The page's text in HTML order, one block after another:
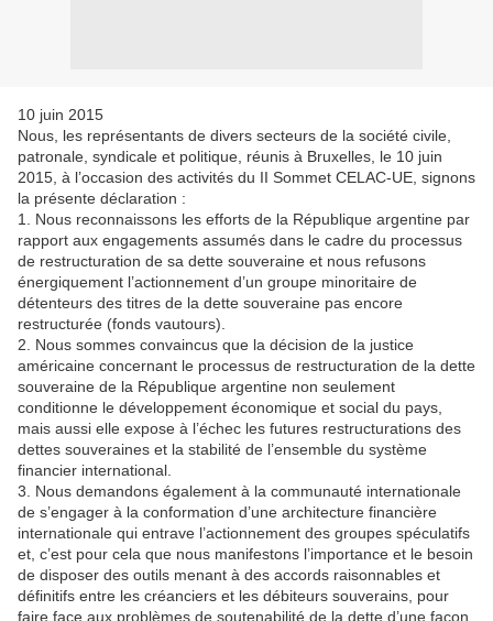
10 juin 2015
Nous, les représentants de divers secteurs de la société civile,
patronale, syndicale et politique, réunis à Bruxelles, le 10 juin
2015, à l’occasion des activités du II Sommet CELAC-UE, signons
la présente déclaration :
1. Nous reconnaissons les efforts de la République argentine par
rapport aux engagements assumés dans le cadre du processus
de restructuration de sa dette souveraine et nous refusons
énergiquement l’actionnement d’un groupe minoritaire de
détenteurs des titres de la dette souveraine pas encore
restructurée (fonds vautours).
2. Nous sommes convaincus que la décision de la justice
américaine concernant le processus de restructuration de la dette
souveraine de la République argentine non seulement
conditionne le développement économique et social du pays,
mais aussi elle expose à l’échec les futures restructurations des
dettes souveraines et la stabilité de l’ensemble du système
financier international.
3. Nous demandons également à la communauté internationale
de s’engager à la conformation d’une architecture financière
internationale qui entrave l’actionnement des groupes spéculatifs
et, c’est pour cela que nous manifestons l’importance et le besoin
de disposer des outils menant à des accords raisonnables et
définitifs entre les créanciers et les débiteurs souverains, pour
faire face aux problèmes de soutenabilité de la dette d’une façon